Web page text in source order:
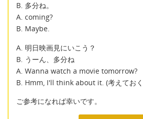
B. 多分ね。
A. coming?
B. Maybe.
A. 明日映画見にいこう？
B. うーん、多分ね
A. Wanna watch a movie tomorrow?
B. Hmm, I'll think about it. (考えておく
ご参考になれば幸いです。